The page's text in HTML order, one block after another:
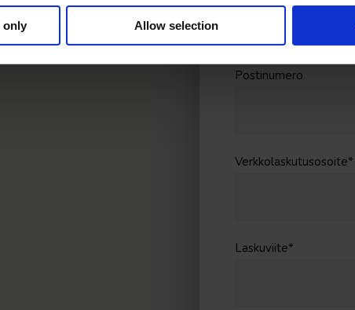
only Allow selection
Postinumero
Verkkolaskutusosoite*
Laskuviite*